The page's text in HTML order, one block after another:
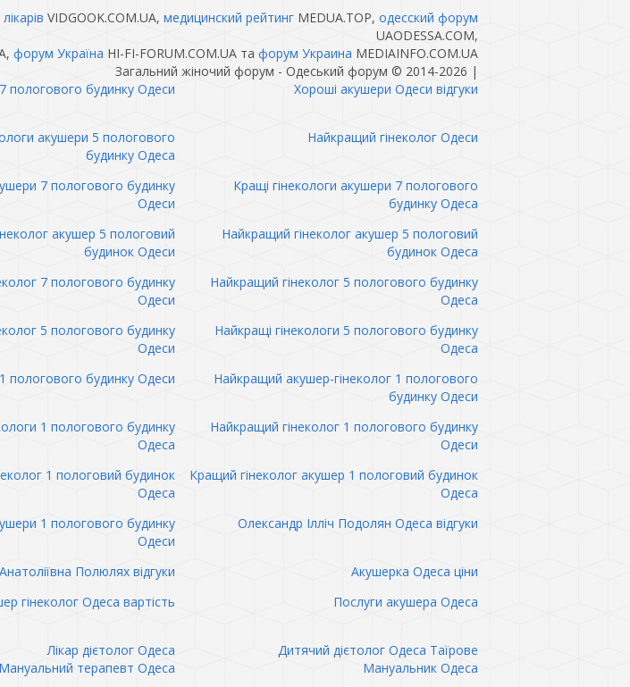
VIDGOOK.COM.UA, медицинский рейтингMEDUA.TOP, одесский форум
UAODESSA.COM,
форум Україна HI-FI-FORUM.COM.UA та форум Украина MEDIAINFO.COM.UA
Загальний жіночий форум - Одеський форум © 2014-2026 |
пологового будинку Одеси Хороші акушери Одеси відгуки
акушери 5 пологового
будинку Одеса
Найкращий гінеколог Одеси
7 пологового будинку
Одеси
Кращі гінекологи акушери 7 пологового
будинку Одеса
акушер 5 пологовий
будинок Одеси
Найкращий гінеколог акушер 5 пологовий
будинок Одеса
7 пологового будинку
Одеси
Найкращий гінеколог 5 пологового будинку
Одеса
5 пологового будинку
Одеси
Найкращі гінекологи 5 пологового будинку
Одеса
пологового будинку Одеси
Найкращий акушер-гінеколог 1 пологового
будинку Одеси
1 пологового будинку
Одеса
Найкращий гінеколог 1 пологового будинку
Одеси
1 пологовий будинок
Одеса
Кращий гінеколог акушер 1 пологовий будинок
Одеса
1 пологового будинку
Одеси
Олександр Ілліч Подолян Одеса відгуки
Полюлях відгуки
Акушерка Одеса ціни
гінеколог Одеса вартість
Послуги акушера Одеса
Лікар дієтолог Одеса
Дитячий дієтолог Одеса Таїрове
Мануальний терапевт Одеса
Мануальник Одеса